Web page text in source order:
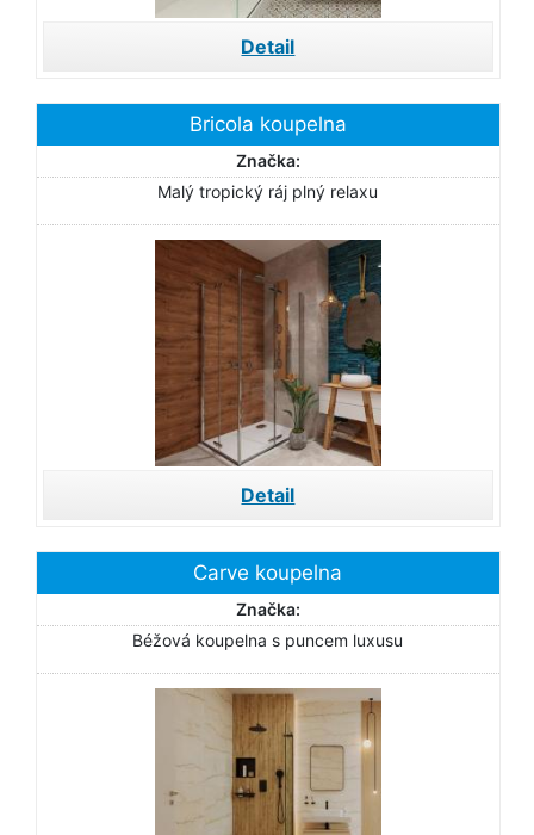
Detail
Bricola koupelna
Značka:
Malý tropický ráj plný relaxu
Detail
Carve koupelna
Značka:
Béžová koupelna s puncem luxusu